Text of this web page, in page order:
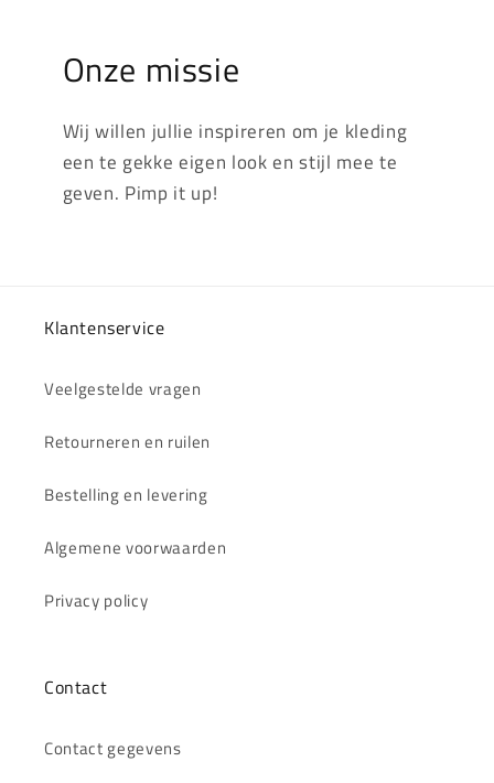
Onze missie
Wij willen jullie inspireren om je kleding
een te gekke eigen look en stijl mee te
geven. Pimp it up!
Klantenservice
Veelgestelde vragen
Retourneren en ruilen
Bestelling en levering
Algemene voorwaarden
Privacy policy
Contact
Contact gegevens